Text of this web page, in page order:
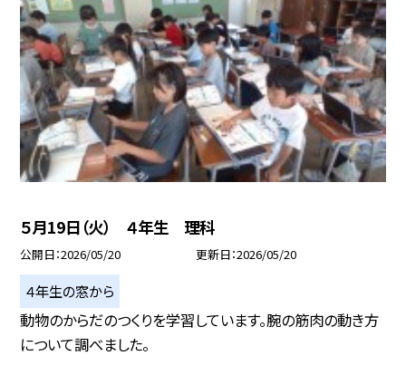
５月19日（火） ４年生 理科
公開日 2026/05/20 更新日 2026/05/20
４年生の窓から
動物のからだのつくりを学習しています。腕の筋肉の動き方
について調べました。